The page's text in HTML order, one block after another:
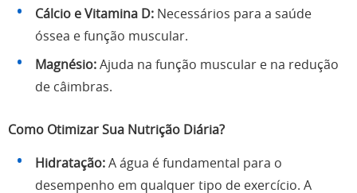
Cálcio e Vitamina D: Necessários para a saúde
óssea e função muscular.
Magnésio: Ajuda na função muscular e na redução
de câimbras.
Como Otimizar Sua Nutrição Diária?
Hidratação: A água é fundamental para o
desempenho em qualquer tipo de exercício. A